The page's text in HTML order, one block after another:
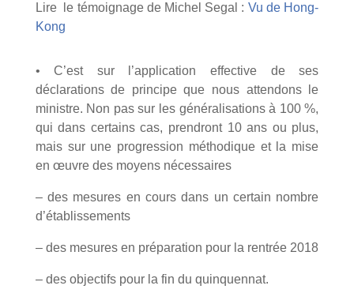
Lire le témoignage de Michel Segal : Vu de Hong-
Kong
• C’est sur l’application effective de ses
déclarations de principe que nous attendons le
ministre. Non pas sur les généralisations à 100 %,
qui dans certains cas, prendront 10 ans ou plus,
mais sur une progression méthodique et la mise
en œuvre des moyens nécessaires
– des mesures en cours dans un certain nombre
d’établissements
– des mesures en préparation pour la rentrée 2018
– des objectifs pour la fin du quinquennat.